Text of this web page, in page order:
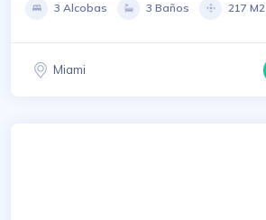
3 Alcobas 3 Baños 217 M2
Miami